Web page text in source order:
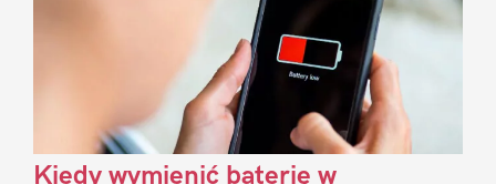
Kiedy wymienić baterię w